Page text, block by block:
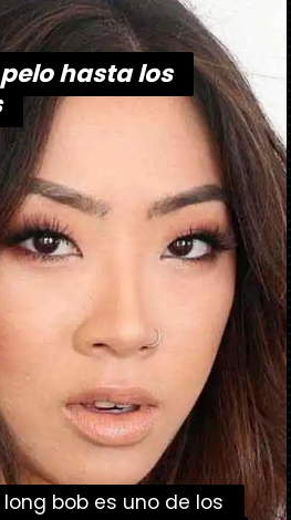
long bob es uno de los
long bob es uno de los
hasta los
hasta los